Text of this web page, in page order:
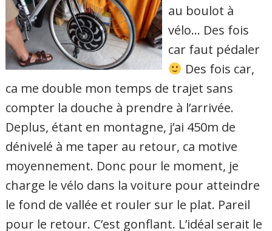
au boulot à
vélo… Des fois
car faut pédaler
Des fois car,
ca me double mon temps de trajet sans
compter la douche à prendre à l’arrivée.
Deplus, étant en montagne, j’ai 450m de
dénivelé à me taper au retour, ca motive
moyennement. Donc pour le moment, je
charge le vélo dans la voiture pour atteindre
le fond de vallée et rouler sur le plat. Pareil
pour le retour. C’est gonflant. L’idéal serait le